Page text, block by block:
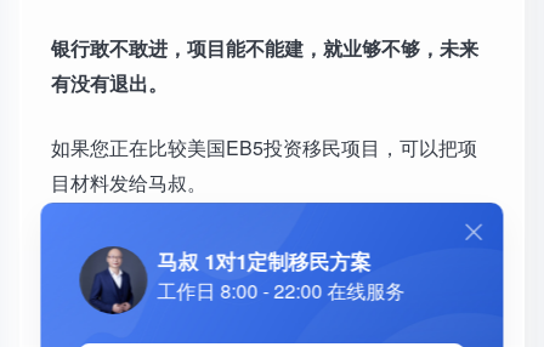
银行敢不敢进，项目能不能建，就业够不够，未来
有没有退出。
如果您正在比较美国EB5投资移民项目，可以把项
目材料发给马叔。
神州四方会帮您从银行评级、融资结构、建设进
度、就业模型和退出逻辑几个角度判断，而不是只
听项目方自己怎么说。
马叔 1对1定制移民方案
工作日 8:00 - 22:00 在线服务